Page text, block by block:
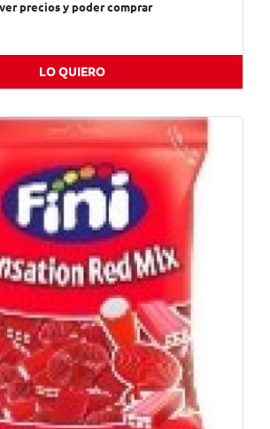
precios y poder comprar
LO QUIERO